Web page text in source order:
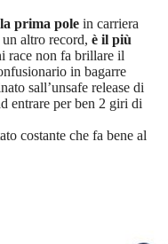
prima pole in carriera
altro record, è il più
race non fa brillare il
in bagarre
sall’unsafe release di
entrare per ben 2 giri di
costante che fa bene al